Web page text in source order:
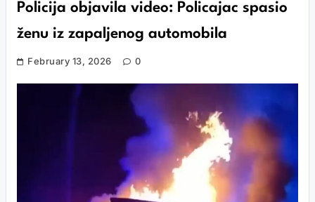
Policija objavila video: Policajac spasio
ženu iz zapaljenog automobila
February 13, 2026 0